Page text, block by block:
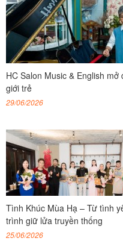
HC Salon Music & English
giới trẻ
29/06/2026
Tình Khúc Mùa Hạ – Từ tình
trình giữ lửa truyền thống
25/06/2026